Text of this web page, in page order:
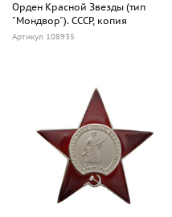
Орден Красной Звезды (тип
"Мондвор"). СССР, копия
Артикул 108935